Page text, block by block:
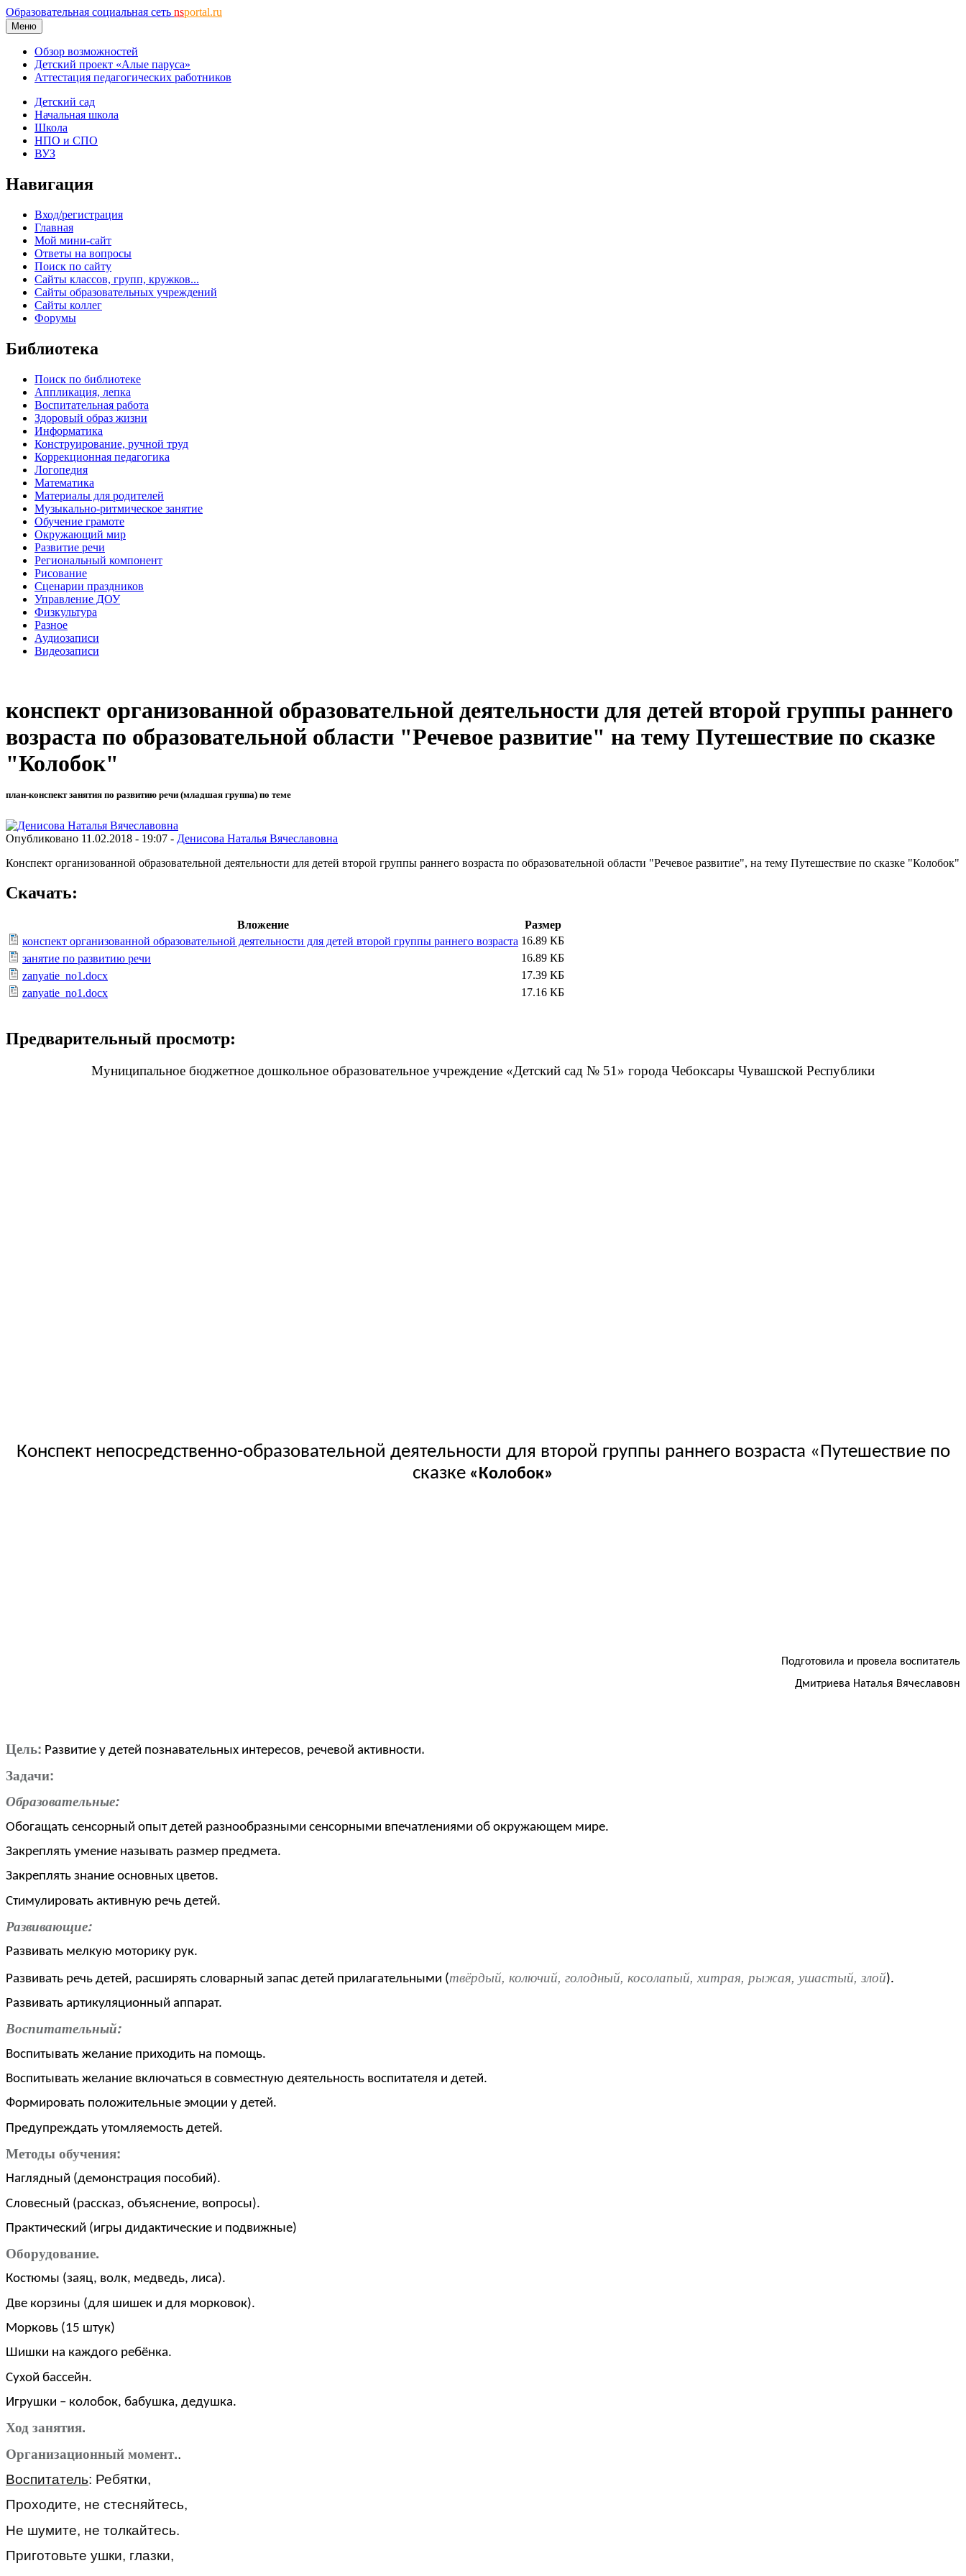
Образовательная социальная сеть nsportal.ru
Меню
Обзор возможностей
Детский проект «Алые паруса»
Аттестация педагогических работников
Детский сад
Начальная школа
Школа
НПО и СПО
ВУЗ
Навигация
Вход/регистрация
Главная
Мой мини-сайт
Ответы на вопросы
Поиск по сайту
Сайты классов, групп, кружков...
Сайты образовательных учреждений
Сайты коллег
Форумы
Библиотека
Поиск по библиотеке
Аппликация, лепка
Воспитательная работа
Здоровый образ жизни
Информатика
Конструирование, ручной труд
Коррекционная педагогика
Логопедия
Математика
Материалы для родителей
Музыкально-ритмическое занятие
Обучение грамоте
Окружающий мир
Развитие речи
Региональный компонент
Рисование
Сценарии праздников
Управление ДОУ
Физкультура
Разное
Аудиозаписи
Видеозаписи
конспект организованной образовательной деятельности для детей второй группы раннего
возраста по образовательной области "Речевое развитие" на тему Путешествие по сказке
"Колобок"
план-конспект занятия по развитию речи (младшая группа) по теме
Опубликовано 11.02.2018 - 19:07 - Денисова Наталья Вячеславовна
Конспект организованной образовательной деятельности для детей второй группы раннего возраста по образовательной области "Речевое развитие", на тему Путешествие по сказке "Колобок"
Скачать:
Вложение
Размер
конспект организованной образовательной деятельности для детей второй группы раннего возраста 16.89 КБ
занятие по развитию речи
16.89 КБ
zanyatie_no1.docx
17.39 КБ
zanyatie_no1.docx
17.16 КБ
Предварительный просмотр:
Муниципальное бюджетное дошкольное образовательное учреждение «Детский сад № 51» города Чебоксары Чувашской Республики
Конспект непосредственно-образовательной деятельности для второй группы раннего возраста «Путешествие по
сказке «Колобок»
Подготовила и провела воспитатель
Дмитриева Наталья Вячеславовн
Цель: Развитие у детей познавательных интересов, речевой активности.
Задачи:
Образовательные:
Обогащать сенсорный опыт детей разнообразными сенсорными впечатлениями об окружающем мире.
Закреплять умение называть размер предмета.
Закреплять знание основных цветов.
Стимулировать активную речь детей.
Развивающие:
Развивать мелкую моторику рук.
Развивать речь детей, расширять словарный запас детей прилагательными (твёрдый, колючий, голодный, косолапый, хитрая, рыжая, ушастый, злой).
Развивать артикуляционный аппарат.
Воспитательный:
Воспитывать желание приходить на помощь.
Воспитывать желание включаться в совместную деятельность воспитателя и детей.
Формировать положительные эмоции у детей.
Предупреждать утомляемость детей.
Методы обучения:
Наглядный (демонстрация пособий).
Словесный (рассказ, объяснение, вопросы).
Практический (игры дидактические и подвижные)
Оборудование.
Костюмы (заяц, волк, медведь, лиса).
Две корзины (для шишек и для морковок).
Морковь (15 штук)
Шишки на каждого ребёнка.
Сухой бассейн.
Игрушки – колобок, бабушка, дедушка.
Ход занятия.
Организационный момент..
Воспитатель: Ребятки,
Проходите, не стесняйтесь,
Не шумите, не толкайтесь.
Приготовьте ушки, глазки,